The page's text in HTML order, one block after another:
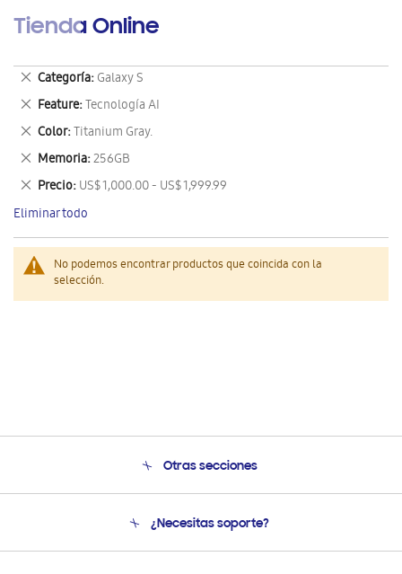
Tienda Online
No podemos encontrar productos que coincida con la
selección.
Categoría Galaxy S
Eliminar
este
artículo
Feature Tecnología AI
Eliminar
este
artículo
Color Titanium Gray.
Eliminar
este
artículo
Memoria 256GB
Eliminar
este
artículo
Precio US$ 1,000.00 - US$ 1,999.99
Eliminar
este
artículo
Eliminar todo
Otras secciones
Soporte
¿Necesitas soporte?